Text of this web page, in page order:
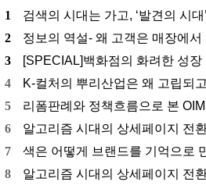
1
검색의 시대는 가고, ‘발견의 시대
2
정보의 역설- 왜 고객은 매장에서 길
3
[SPECIAL]백화점의 화려한 성장
4
K-컬처의 뿌리산업은 왜 고립되고 있
5
리폼판례와 정책흐름으로 본 OIM시대의
6
알고리즘 시대의 상세페이지 전환 전
7
색은 어떻게 브랜드를 기억으로
8
알고리즘 시대의 상세페이지 전환 전